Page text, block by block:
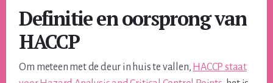
Definitie en oorsprong van
HACCP
Om meteen met de deur in huis te vallen, HACCP staat